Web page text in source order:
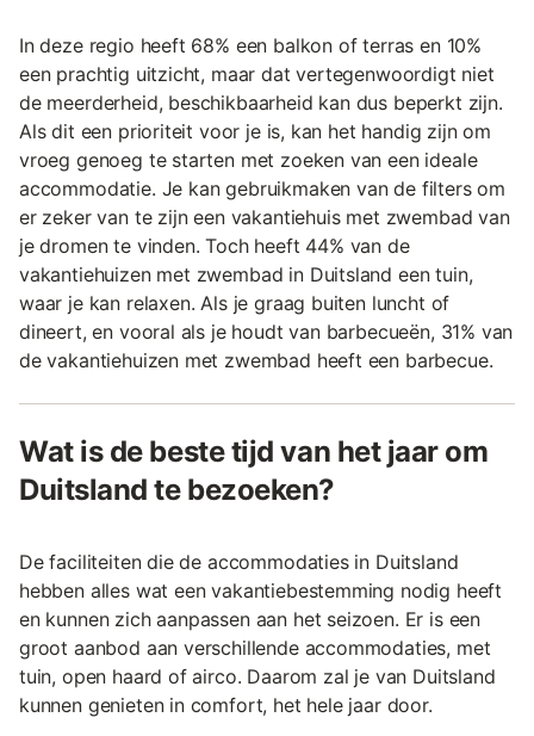
In deze regio heeft 68% een balkon of terras en 10%
een prachtig uitzicht, maar dat vertegenwoordigt niet
de meerderheid, beschikbaarheid kan dus beperkt zijn.
Als dit een prioriteit voor je is, kan het handig zijn om
vroeg genoeg te starten met zoeken van een ideale
accommodatie. Je kan gebruikmaken van de filters om
er zeker van te zijn een vakantiehuis met zwembad van
je dromen te vinden. Toch heeft 44% van de
vakantiehuizen met zwembad in Duitsland een tuin,
waar je kan relaxen. Als je graag buiten luncht of
dineert, en vooral als je houdt van barbecueën, 31% van
de vakantiehuizen met zwembad heeft een barbecue.
Wat is de beste tijd van het jaar om
Duitsland te bezoeken?
De faciliteiten die de accommodaties in Duitsland
hebben alles wat een vakantiebestemming nodig heeft
en kunnen zich aanpassen aan het seizoen. Er is een
groot aanbod aan verschillende accommodaties, met
tuin, open haard of airco. Daarom zal je van Duitsland
kunnen genieten in comfort, het hele jaar door.